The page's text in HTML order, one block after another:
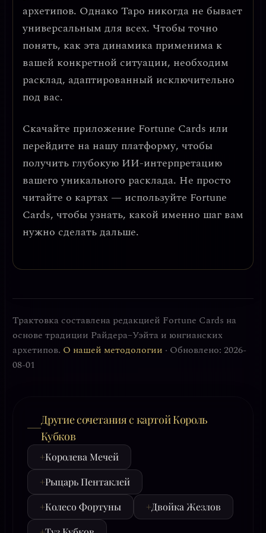
архетипов. Однако Таро никогда не бывает
универсальным для всех. Чтобы точно
понять, как эта динамика применима к
вашей конкретной ситуации, необходим
расклад, адаптированный исключительно
под вас.
Скачайте приложение Fortune Cards или
перейдите на нашу платформу, чтобы
получить глубокую ИИ-интерпретацию
вашего уникального расклада. Не просто
читайте о картах — используйте Fortune
Cards, чтобы узнать, какой именно шаг вам
нужно сделать дальше.
Трактовка составлена редакцией Fortune Cards на
основе традиции Райдера–Уэйта и юнгианских
архетипов. О нашей методологии · Обновлено: 2026-
08-01
Другие сочетания с картой Король
Кубков
+Королева Мечей
+Рыцарь Пентаклей
+Колесо Фортуны +Двойка Жезлов